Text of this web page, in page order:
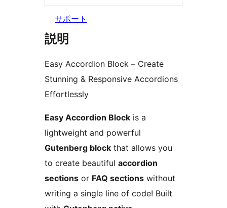
サポート
説明
Easy Accordion Block – Create
Stunning & Responsive Accordions
Effortlessly
Easy Accordion Block is a
lightweight and powerful
Gutenberg block that allows you
to create beautiful accordion
sections or FAQ sections without
writing a single line of code! Built